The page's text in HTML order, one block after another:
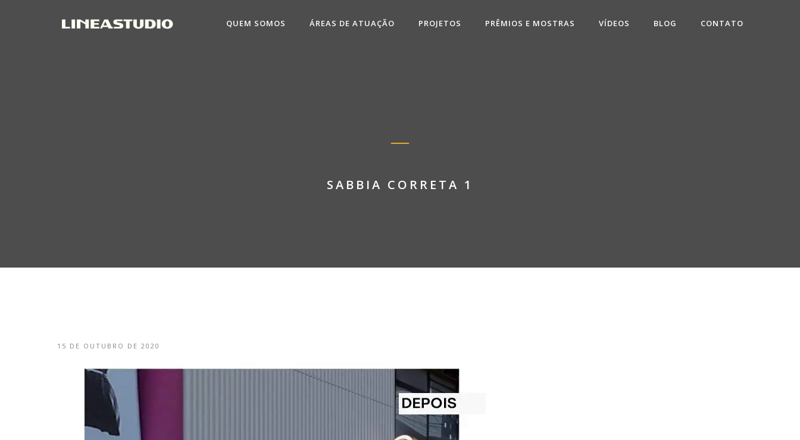
QUEM SOMOS ÁREAS DE ATUAÇÃO PROJETOS PRÊMIOS E MOSTRAS VÍDEOS BLOG CONTATO
SABBIA CORRETA 1
15 DE OUTUBRO DE 2020